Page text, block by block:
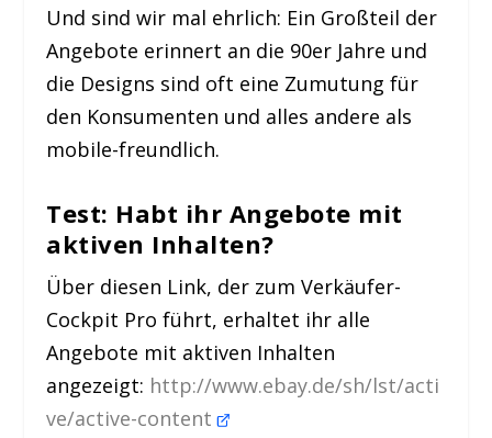
Und sind wir mal ehrlich: Ein Großteil der
Angebote erinnert an die 90er Jahre und
die Designs sind oft eine Zumutung für
den Konsumenten und alles andere als
mobile-freundlich.
Test: Habt ihr Angebote mit
aktiven Inhalten?
Über diesen Link, der zum Verkäufer-
Cockpit Pro führt, erhaltet ihr alle
Angebote mit aktiven Inhalten
angezeigt: http://www.ebay.de/sh/lst/acti
ve/active-content